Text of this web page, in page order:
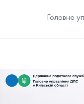
Головне